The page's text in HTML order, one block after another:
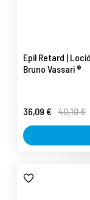
Epil Retard |
Bruno Vassari ®
36,09 € 40,10 €